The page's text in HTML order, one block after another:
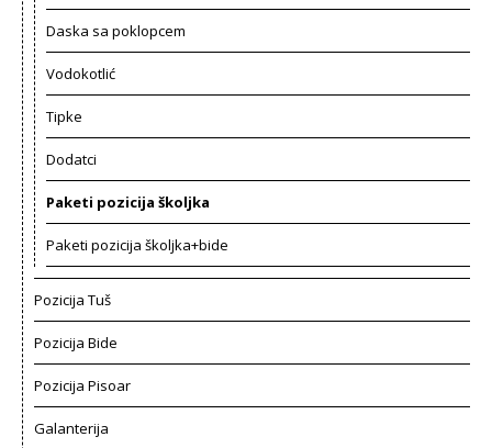
Daska sa poklopcem
Vodokotlić
Tipke
Dodatci
Paketi pozicija školjka
Paketi pozicija školjka+bide
Pozicija Tuš
Pozicija Bide
Pozicija Pisoar
Galanterija